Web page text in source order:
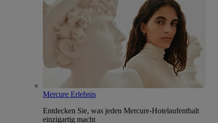
Mercure Erlebnis
Entdecken Sie, was jeden Mercure-Hotelaufenthalt
einzigartig macht